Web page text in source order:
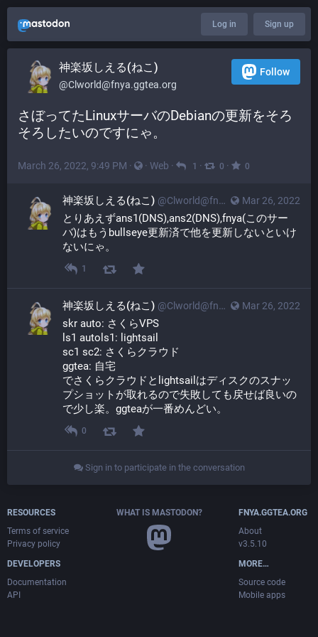
Log in Sign up
神楽坂しえる(ねこ)
@Clworld@fnya.ggtea.org
Follow
さぼってたLinuxサーバのDebianの更新をそろ
そろしたいのですにゃ。
March 26, 2022, 9:49 PM · · Web · 1 · 0 · 0
Mar 26, 2022
神楽坂しえる(ねこ) @Clworld@fnya.ggtea.org
とりあえずans1(DNS),ans2(DNS),fnya(このサー
バ)はもうbullseye更新済で他を更新しないといけ
ないにゃ。
1
Mar 26, 2022
神楽坂しえる(ねこ) @Clworld@fnya.ggtea.org
skr auto: さくらVPS
ls1 autols1: lightsail
sc1 sc2: さくらクラウド
ggtea: 自宅
でさくらクラウドとlightsailはディスクのスナッ
プショットが取れるので失敗しても戻せば良いの
で少し楽。ggteaが一番めんどい。
0
Sign in to participate in the conversation
RESOURCES
Terms of service
Privacy policy
DEVELOPERS
Documentation
API
WHAT IS MASTODON?
FNYA.GGTEA.ORG
About
v3.5.10
MORE…
Source code
Mobile apps